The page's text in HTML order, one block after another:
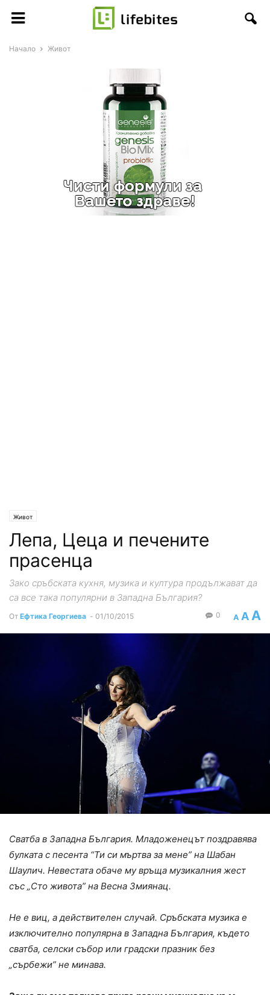
Начало Живот
Живот
Лепа, Цеца и печените
прасенца
Зако сръбската кухня, музика и култура продължават да
са все така популярни в Западна България?
От Ефтика Георгиева - 01/10/2015 A A A
0
Сватба в Западна България. Младоженецът поздравява
булката с песента “Ти си мъртва за мене” на Шабан
Шаулич. Невестата обаче му връща музикалния жест
със „Сто живота” на Весна Змиянац.
Не е виц, а действителен случай. Сръбската музика е
изключително популярна в Западна България, където
сватба, селски събор или градски празник без
„сърбежи” не минава.